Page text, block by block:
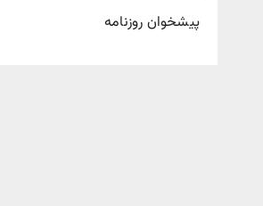
پیشخوان روزنامه